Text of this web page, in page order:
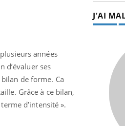
années
d’évaluer ses
de forme. Ca
Grâce à ce bilan,
d’intensité ».
J'AI